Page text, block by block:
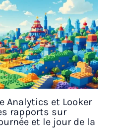
Analytics et Looker
rapports sur
et le jour de la